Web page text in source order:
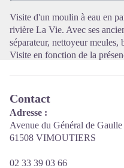
Visite d'un moulin à eau en
rivière La Vie. Avec ses
séparateur, nettoyeur
Visite en fonction de la
Contact
Adresse :
Avenue du Général de Gaulle
61508 VIMOUTIERS
02 33 39 03 66